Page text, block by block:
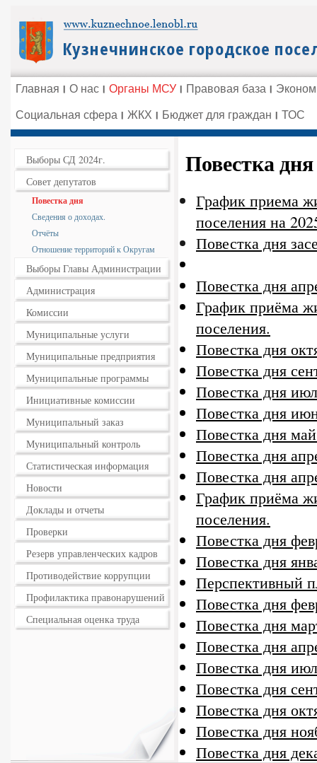
Главная О нас Органы МСУ Правовая база
Социальная сфера ЖКХ Бюджет для граждан ТОС
Выборы СД 2024г.
Совет депутатов
Повестка дня
Сведения о доходах.
Отчёты
Отношение территорий к Округам
Выборы Главы Администрации
Администрация
Комиссии
Муниципальные услуги
Муниципальные предприятия
Муниципальные программы
Инициативные комиссии
Муниципальный заказ
Муниципальный контроль
Статистическая информация
Новости
Доклады и отчеты
Проверки
Резерв управленческих кадров
Противодействие коррупции
Профилактика правонарушений
Специальная оценка труда
Повестка дня
График приема
поселения на
Повестка дня
Повестка дня
График приёма
поселения.
Повестка дня
Повестка дня
Повестка дня
Повестка дня
Повестка дня
Повестка дня
Повестка дня
График приёма
поселения.
Повестка дня
Повестка дня
Перспективный
Повестка дня
Повестка дня
Повестка дня
Повестка дня
Повестка дня
Повестка дня
Повестка дня
Повестка дня